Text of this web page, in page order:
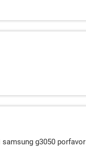
g3050 porfavor